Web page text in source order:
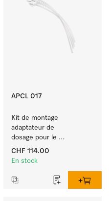
APCL 017
Kit de montage
adaptateur de
dosage pour le
raccordement direct de
pompes de dosage.
CHF 114.00
En stock